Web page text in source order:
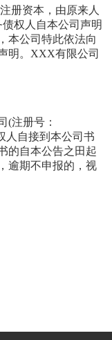
册资本，由原来人
权人自本公司声明
本公司特此依法向
明。XXX有限公司
(注册号：
人自接到本公司书
的自本公告之田起
逾期不申报的，视